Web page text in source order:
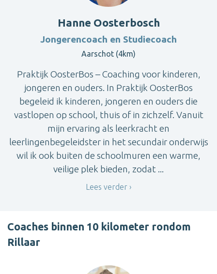
Hanne Oosterbosch
Jongerencoach en Studiecoach
Aarschot (4km)
Praktijk OosterBos – Coaching voor kinderen,
jongeren en ouders. In Praktijk OosterBos
begeleid ik kinderen, jongeren en ouders die
vastlopen op school, thuis of in zichzelf. Vanuit
mijn ervaring als leerkracht en
leerlingenbegeleidster in het secundair onderwijs
wil ik ook buiten de schoolmuren een warme,
veilige plek bieden, zodat ...
Lees verder
Coaches binnen 10 kilometer rondom
Rillaar